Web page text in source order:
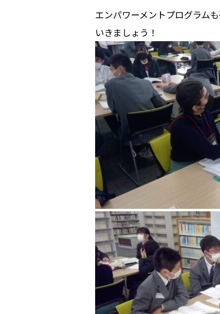
エンパワーメントプログラム
いきましょう！